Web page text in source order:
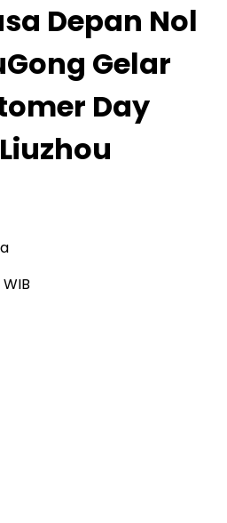
Depan Nol
Gelar
Day